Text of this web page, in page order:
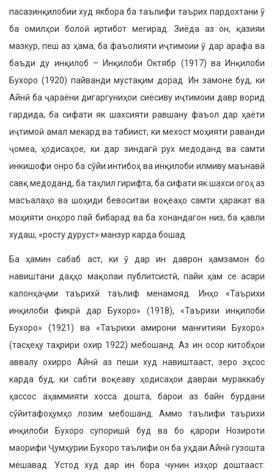
пасазинқилобии худ якбора ба таълифи таърих пардохтани ӯ
ба омилҳои болоӣ иртибот мегирад. Зиёда аз он, қазияи
мазкур, пеш аз ҳама, ба фаъолияти иҷтимоии ӯ дар арафа ва
баъди ду инқилоб – Инқилоби Октябр (1917) ва Инқилоби
Бухоро (1920) пайванди мустақим дорад. Ин замоне буд, ки
Айнӣ ба ҷараёни дигаргуниҳои сиёсиву иҷтимоии давр ворид
гардида, ба сифати як шахсияти равшану фаъол дар ҳаёти
иҷтимоӣ амал мекард ва табиист, ки мехост моҳияти раванди
ҷомеа, ҳодисаҳое, ки дар зиндагӣ рух медоданд ва самти
инкишофи онро ба сӯйи интибоҳ ва инқилоби илмиву маънавӣ
савқ медоданд, ба таҳлил гирифта, ба сифати як шахси огоҳ аз
масъалаҳо ва шоҳиди бевоситаи воқеаҳо самти ҳаракат ва
моҳияти онҳоро пай бибарад ва ба хонандагон низ, ба қавли
худаш, «росту дуруст» манзур карда бошад.
Ба ҳамин сабаб аст, ки ӯ дар ин даврон ҳамзамон бо
навиштани даҳҳо мақолаи публитсистӣ, пайи ҳам се асари
калонҳаҷми таърихӣ таълиф менамояд. Инҳо «Таърихи
инқилоби фикрӣ дар Бухоро» (1918), «Таърихи инқилоби
Бухоро» (1921) ва «Таърихи амирони манғитияи Бухоро»
(тасҳеҳу таҳрири охир 1922) мебошанд. Аз ин осор китобҳои
аввалу охирро Айнӣ аз пеши худ навиштааст, зеро эҳсос
карда буд, ки сабти воқеаву ҳодисаҳои давраи мураккабу
ҳассос аҳаммияти хосса дошта, барои аз байн бурдани
сӯйитафоҳумҳо лозим мебошанд. Аммо таълифи таърихи
инқилоби Бухоро супоришӣ буд ва бо қарори Нозироти
маорифи Ҷумҳурии Бухоро таълифи он ба уҳдаи Айнӣ гузошта
мешавад. Устод худ дар ин бора чунин изҳор доштааст: